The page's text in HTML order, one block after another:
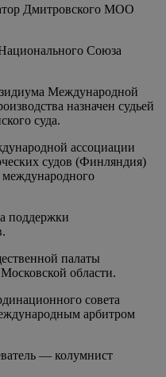
Дмитровского МОО
Союза
Международной
назначен судьей
суда.
ассоциации
судов (Финляндия)
международного
поддержки
палаты
области.
совета
арбитром
— колумнист